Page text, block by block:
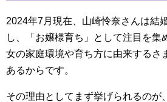
2024年7月現在、山崎怜奈さんは結
し、「お嬢様育ち」として注目を集
女の家庭環境や育ち方に由来するさ
あるからです。
その理由としてまず挙げられるのが